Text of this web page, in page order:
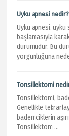
Uyku apnesi nedir?
Uyku apnesi, uyku
başlamasıyla
durumudur. Bu
yorgunluğuna
Tonsillektomi
Tonsillektomi,
Genellikle
bademciklerin
Tonsillektom ...